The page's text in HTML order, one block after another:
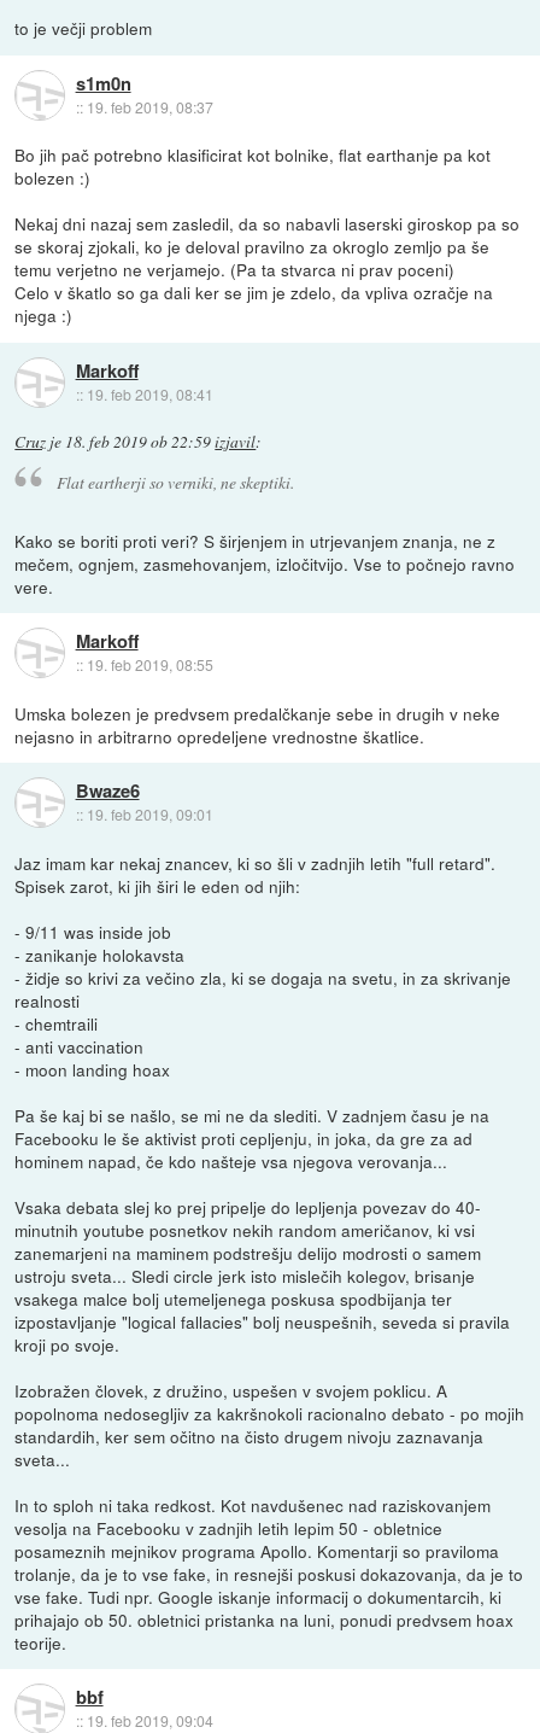
to je večji problem
s1m0n
:: 19. feb 2019, 08:37
Bo jih pač potrebno klasificirat kot bolnike, flat earthanje pa kot
bolezen :)
Nekaj dni nazaj sem zasledil, da so nabavli laserski giroskop pa so
se skoraj zjokali, ko je deloval pravilno za okroglo zemljo pa še
temu verjetno ne verjamejo. (Pa ta stvarca ni prav poceni)
Celo v škatlo so ga dali ker se jim je zdelo, da vpliva ozračje na
njega :)
Markoff
:: 19. feb 2019, 08:41
Cruz je 18. feb 2019 ob 22:59izjavil:
Flat eartherji so verniki, ne skeptiki.
Kako se boriti proti veri? S širjenjem in utrjevanjem znanja, ne z
mečem, ognjem, zasmehovanjem, izločitvijo. Vse to počnejo ravno
vere.
Markoff
:: 19. feb 2019, 08:55
Umska bolezen je predvsem predalčkanje sebe in drugih v neke
nejasno in arbitrarno opredeljene vrednostne škatlice.
Bwaze6
:: 19. feb 2019, 09:01
Jaz imam kar nekaj znancev, ki so šli v zadnjih letih "full retard".
Spisek zarot, ki jih širi le eden od njih:
- 9/11 was inside job
- zanikanje holokavsta
- židje so krivi za večino zla, ki se dogaja na svetu, in za skrivanje
realnosti
- chemtraili
- anti vaccination
- moon landing hoax
Pa še kaj bi se našlo, se mi ne da slediti. V zadnjem času je na
Facebooku le še aktivist proti cepljenju, in joka, da gre za ad
hominem napad, če kdo našteje vsa njegova verovanja...
Vsaka debata slej ko prej pripelje do lepljenja povezav do 40-
minutnih youtube posnetkov nekih random američanov, ki vsi
zanemarjeni na maminem podstrešju delijo modrosti o samem
ustroju sveta... Sledi circle jerk isto mislečih kolegov, brisanje
vsakega malce bolj utemeljenega poskusa spodbijanja ter
izpostavljanje "logical fallacies" bolj neuspešnih, seveda si pravila
kroji po svoje.
Izobražen človek, z družino, uspešen v svojem poklicu. A
popolnoma nedosegljiv za kakršnokoli racionalno debato - po mojih
standardih, ker sem očitno na čisto drugem nivoju zaznavanja
sveta...
In to sploh ni taka redkost. Kot navdušenec nad raziskovanjem
vesolja na Facebooku v zadnjih letih lepim 50 - obletnice
posameznih mejnikov programa Apollo. Komentarji so praviloma
trolanje, da je to vse fake, in resnejši poskusi dokazovanja, da je to
vse fake. Tudi npr. Google iskanje informacij o dokumentarcih, ki
prihajajo ob 50. obletnici pristanka na luni, ponudi predvsem hoax
teorije.
bbf
:: 19. feb 2019, 09:04